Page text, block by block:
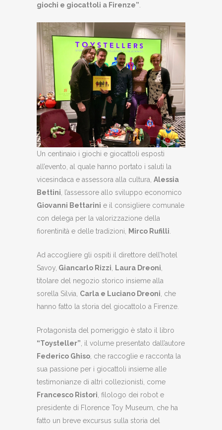
giochi e giocattoli a Firenze”
Un centinaio i giochi e giocattoli esposti
all’evento, al quale hanno portato i saluti la
vicesindaca e assessora alla cultura, Alessia
Bettini , l’assessore allo sviluppo economico
Giovanni Bettarini e il consigliere comunale
con delega per la valorizzazione della
fiorentinità e delle tradizioni, Mirco Rufilli
Ad accogliere gli ospiti il direttore dell’hotel
Savoy, Giancarlo Rizzi Laura Dreoni
titolare del negozio storico insieme alla
sorella Silvia, Carla e Luciano Dreoni , che
hanno fatto la storia del giocattolo a Firenze.
Protagonista del pomeriggio è stato il libro
“Toysteller” , il volume presentato dall’autore
Federico Ghiso , che raccoglie e racconta la
sua passione per i giocattoli insieme alle
testimonianze di altri collezionisti, come
Francesco Ristori , filologo dei robot e
presidente di Florence Toy Museum, che ha
fatto un breve excursus sulla storia del